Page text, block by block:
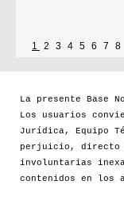
1 2 3 4 5 6 7 8
La presente Base
Los usuarios
Jurídica, Equipo
perjuicio, directo
involuntarias
contenidos en los